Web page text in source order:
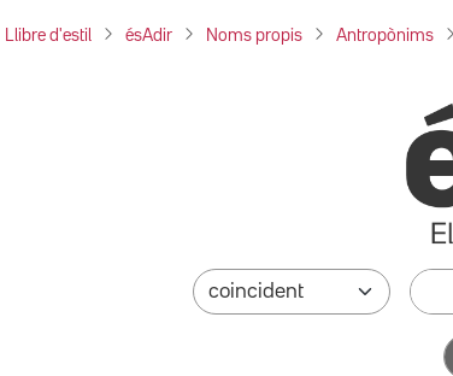
Llibre d'estil ésAdir Noms propis Antropònims